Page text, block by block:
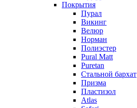
Покрытия
Пурал
Викинг
Велюр
Норман
Полиэстер
Pural Matt
Puretan
Стальной бархат
Призма
Пластизол
Atlas